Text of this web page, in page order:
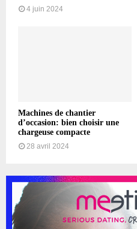
4 juin 2024
Machines de chantier
d’occasion: bien choisir une
chargeuse compacte
28 avril 2024